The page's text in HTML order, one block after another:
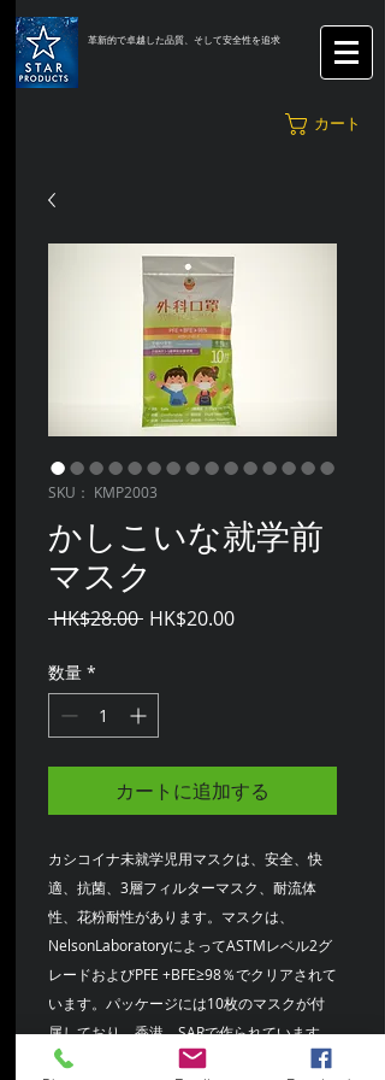
革新的で卓越した品質、そして安全性を追求
カート
SKU： KMP2003
かしこいな就学前
マスク
HK$28.00 通
格
HK$20.00セ
数量 *
カートに追加する
カシコイナ未就学児用マスクは、安全、快
適、抗菌、3層フィルターマスク、耐流体
性、花粉耐性があります。マスクは、
NelsonLaboratoryによってASTMレベル2グ
レードおよびPFE +BFE≥98％でクリアされて
います。パッケージには10枚のマスクが付
属しており、香港、SARで作られています。